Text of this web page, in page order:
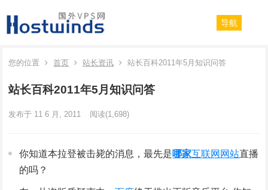
导航
您的位置 首页 站长资讯 站长百科2011年5月知识问答
站长百科2011年5月知识问答
发布于 11 6 月, 2011 阅读(1,698)
你知道本拉登被击毙的消息，最先是哪家互联网 网站直播
的吗？